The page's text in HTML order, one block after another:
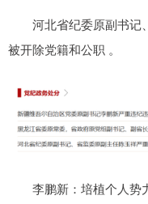
河北省纪委原副书记
被开除党籍和公职 。
李鹏新：培植个人势